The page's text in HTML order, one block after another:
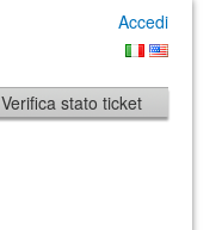
Accedi
Verifica stato ticket